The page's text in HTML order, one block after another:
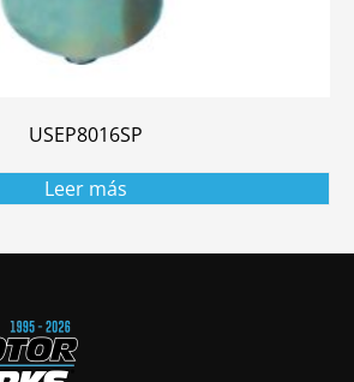
USEP8016SP
Leer más